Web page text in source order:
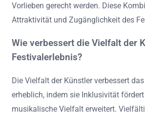
Vorlieben gerecht werden. Diese
Attraktivität und Zugänglichkeit des
Wie verbessert die Vielfalt der
Festivalerlebnis?
Die Vielfalt der Künstler verbessert
erheblich, indem sie Inklusivität
musikalische Vielfalt erweitert.